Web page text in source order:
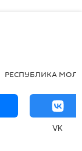
РЕСПУБЛИКА
VK